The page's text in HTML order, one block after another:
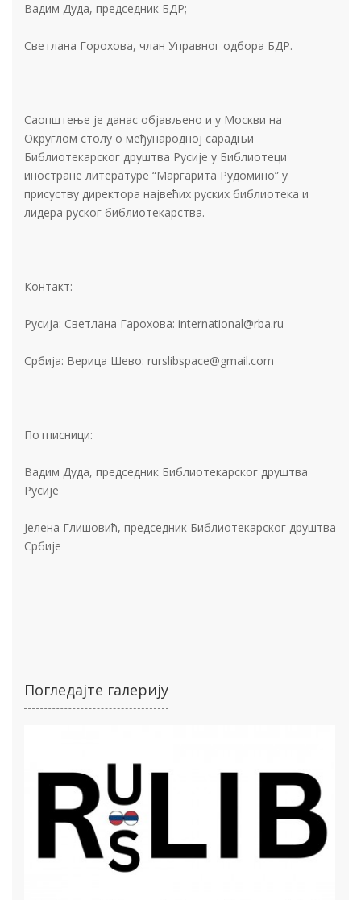
Вадим Дуда, председник БДР;
Светлана Горохова, члан Управног одбора БДР.
Саопштење je данас објављено и у Москви на
Округлом столу о међународној сарадњи
Библиотекарског друштва Русије у Библиотеци
иностране литературе “Маргарита Рудомино” у
присуству директора највећих руских библиотека и
лидера рускoг библиотекарства.
Контакт:
Русија: Светлана Гарохова: international@rba.ru
Србија: Верица Шево: rurslibspace@gmail.com
Потписници:
Вадим Дуда, председник Библиотекарског друштва
Русије
Јелена Глишовић, председник Библиотекарског друштва
Србије
Погледајте галерију